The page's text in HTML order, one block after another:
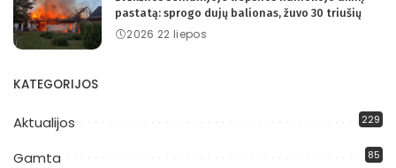
pastatą: sprogo dujų balionas, žuvo 30 triušių
2026 22 liepos
KATEGORIJOS
Aktualijos 229
Gamta 85